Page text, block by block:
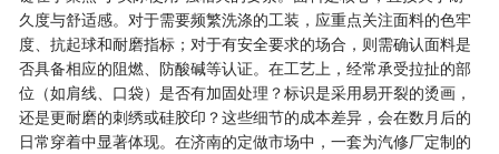
久度与舒适感。对于需要频繁洗涤的工装，应重点关注面料的色牢
度、抗起球和耐磨指标；对于有安全要求的场合，则需确认面料是
否具备相应的阻燃、防酸碱等认证。在工艺上，经常承受拉扯的部
位（如肩线、口袋）是否有加固处理？标识是采用易开裂的烫画，
还是更耐磨的刺绣或硅胶印？这些细节的成本差异，会在数月后的
日常穿着中显著体现。在济南的定做市场中，一套为汽修厂定制的